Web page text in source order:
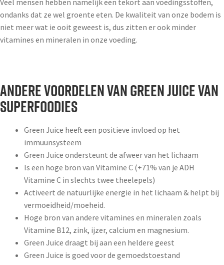
Veel mensen hebben namelijk een tekort aan voedingsstoffen,
ondanks dat ze wel groente eten. De kwaliteit van onze bodem is
niet meer wat ie ooit geweest is, dus zitten er ook minder
vitamines en mineralen in onze voeding.
Andere voordelen van Green Juice van
Superfoodies
Green Juice heeft een positieve invloed op het
immuunsysteem
Green Juice ondersteunt de afweer van het lichaam
Is een hoge bron van Vitamine C (+71% van je ADH
Vitamine C in slechts twee theelepels)
Activeert de natuurlijke energie in het lichaam & helpt bij
vermoeidheid/moeheid.
Hoge bron van andere vitamines en mineralen zoals
Vitamine B12, zink, ijzer, calcium en magnesium.
Green Juice draagt bij aan een heldere geest
Green Juice is goed voor de gemoedstoestand